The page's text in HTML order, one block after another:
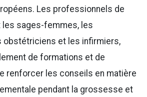
Les professionnels de
les sages-femmes, les
obstétriciens et les infirmiers,
de formations et de
renforcer les conseils en matière
pendant la grossesse et